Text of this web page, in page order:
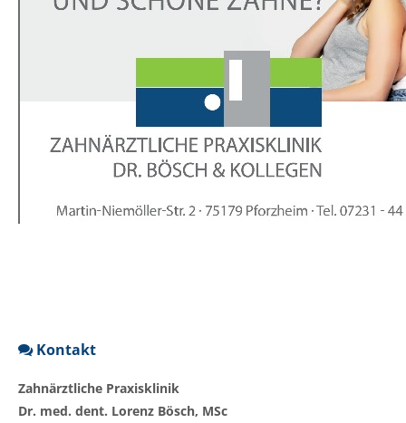
Kontakt
Zahnärztliche Praxisklinik
Dr. med. dent. Lorenz Bösch, MSc